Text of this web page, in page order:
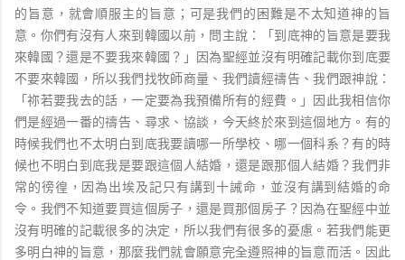
的旨意，就會順服主的旨意；可是我們的困難是不太知道神的旨
意。你們有沒有人來到韓國以前，問主說：「到底神的旨意是要我
來韓國？還是不要我來韓國？」因為聖經並沒有明確記載你到底要
不要來韓國，所以我們找牧師商量、我們讀經禱告、我們跟神說：
「祢若要我去的話，一定要為我預備所有的經費。」因此我相信你
們是經過一番的禱告、尋求、協談，今天終於來到這個地方。有的
時候我們也不太明白到底我要讀哪一所學校、哪一個科系？有的時
候也不明白到底我是要跟這個人結婚，還是跟那個人結婚？我們非
常的徬徨，因為出埃及記只有講到十誡命，並沒有講到結婚的命
令。我們不知道要買這個房子，還是買那個房子？因為在聖經中並
沒有明確的記載很多的決定，所以我們有很多的憂慮。若我們能更
多明白神的旨意，那麼我們就會願意完全遵照神的旨意而活。因此